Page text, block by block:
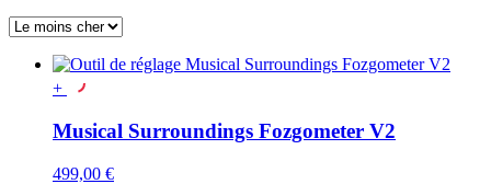
+
Musical Surroundings Fozgometer V2
499,00 €